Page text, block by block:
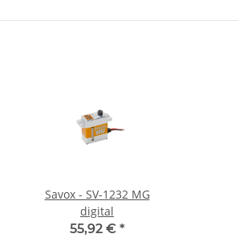
Savox - SV-1232 MG
digital
55,92 € *